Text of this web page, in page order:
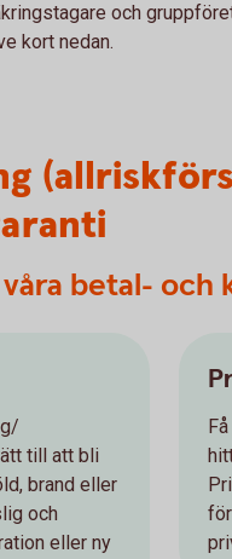
och
kort nedan.
betal-
till att bli
brand eller
och
eller ny